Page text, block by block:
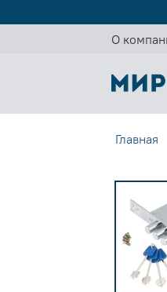
О
Главная